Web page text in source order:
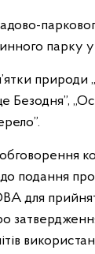
парку
Безодня”,
подання
для